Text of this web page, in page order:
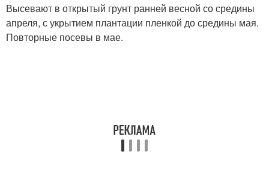
Высевают в открытый грунт ранней весной со средины
апреля, с укрытием плантации пленкой до средины мая.
Повторные посевы в мае.